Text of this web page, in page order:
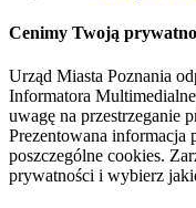
Cenimy Twoją
Urząd Miasta Poznania
Informatora
uwagę na przestrzeganie
Prezentowana informacja
poszczególne cookies.
prywatności i wybierz